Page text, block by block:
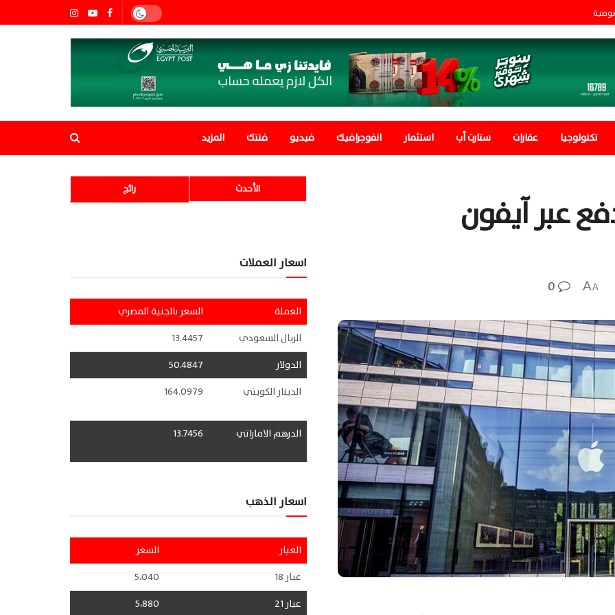
تكنولوجيا عقارات ستارت أب استثمار انفوجرافيك فيديو فنتك المزيد
عبر آيفون
A
A
رائج الأحدث
اسعار العملات
العملة
السعر بالجنية المصري
الريال السعودي
13.4457
الدولار
50.4847
الدينار الكويتي
164.0979
الدرهم الاماراتي 13.7456
اسعار الذهب
العيار
السعر
عيار 18
5،040
عيار 21
5،880